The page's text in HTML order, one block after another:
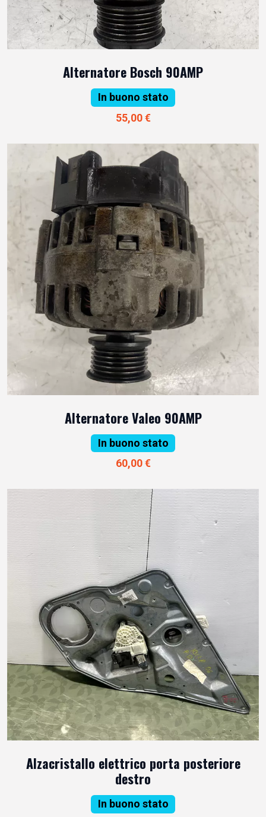
Alternatore Bosch 90AMP
In buono stato
55,00 €
Alternatore Valeo 90AMP
In buono stato
60,00 €
Alzacristallo elettrico porta posteriore
destro
In buono stato